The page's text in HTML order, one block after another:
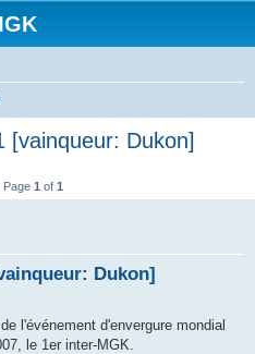
Dukon]
Page 1 of 1
Dukon]
l'événement d'envergure mondial
le 1er inter-MGK.